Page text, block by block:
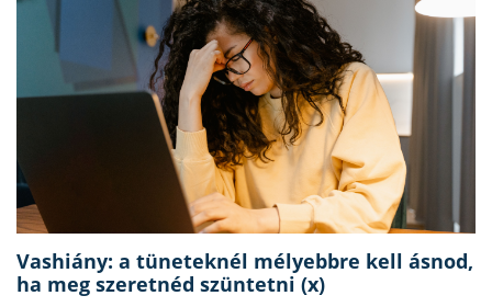
Vashiány: a tüneteknél mélyebbre kell ásnod,
ha meg szeretnéd szüntetni (x)